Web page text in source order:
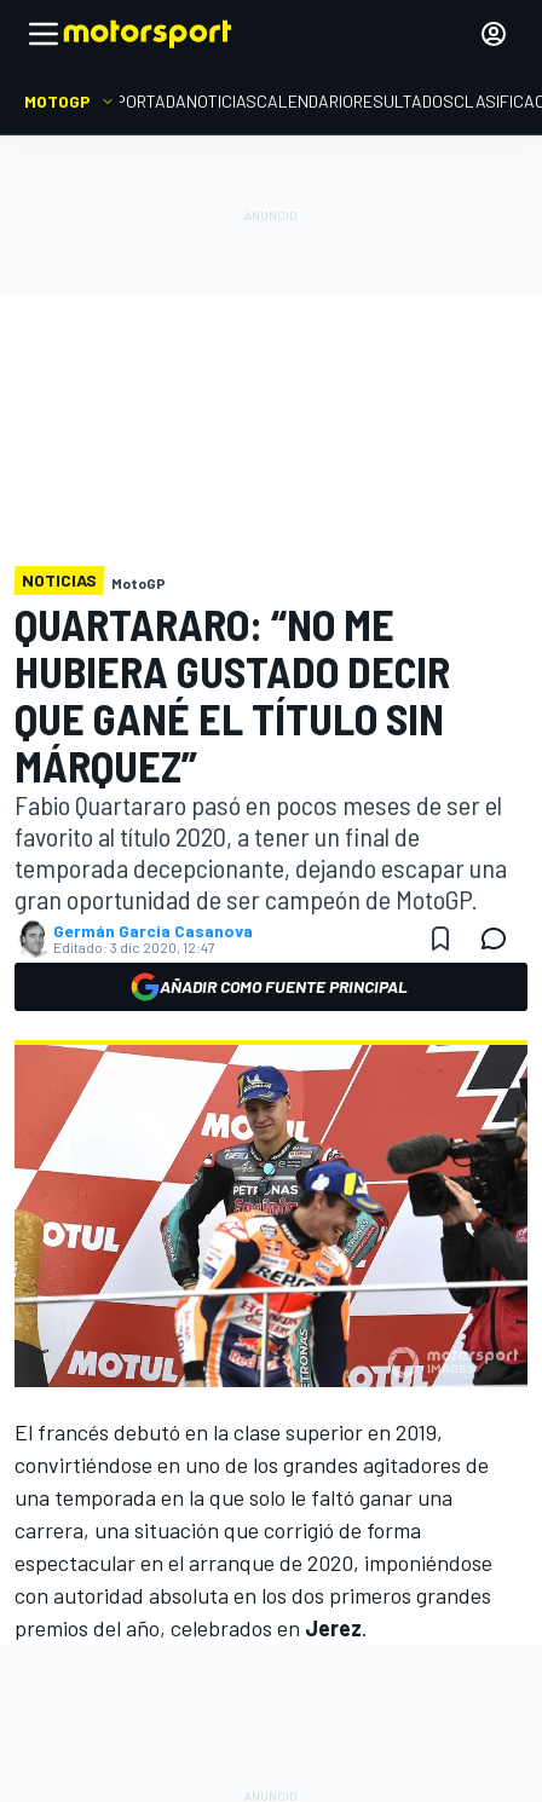
MOTOGP PORTADANOTICIASCALENDARIORESULTADOS
NOTICIAS MotoGP
QUARTARARO: “NO ME
HUBIERA GUSTADO DECIR
QUE GANÉ EL TÍTULO SIN
MÁRQUEZ”
Fabio Quartararo pasó en pocos meses de ser el
favorito al título 2020, a tener un final de
temporada decepcionante, dejando escapar una
gran oportunidad de ser campeón de MotoGP.
Germán Garcia Casanova
Editado: 3 dic 2020, 12:47
AÑADIR COMO FUENTE PRINCIPAL
El francés debutó en la clase superior en 2019,
convirtiéndose en uno de los grandes agitadores de
una temporada en la que solo le faltó ganar una
carrera, una situación que corrigió de forma
espectacular en el arranque de 2020, imponiéndose
con autoridad absoluta en los dos primeros grandes
premios del año, celebrados en Jerez.